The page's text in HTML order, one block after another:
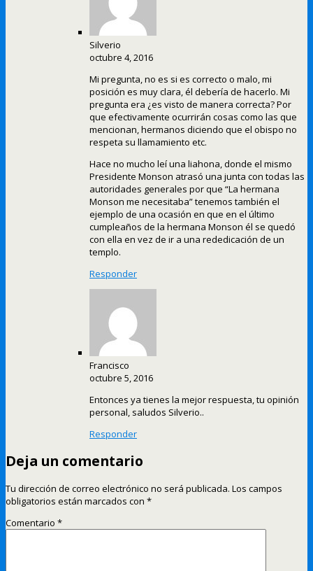
Silverio
octubre 4, 2016
Mi pregunta, no es si es correcto o malo, mi
posición es muy clara, él debería de hacerlo. Mi
pregunta era ¿es visto de manera correcta? Por
que efectivamente ocurrirán cosas como las que
mencionan, hermanos diciendo que el obispo no
respeta su llamamiento etc.
Hace no mucho leí una liahona, donde el mismo
Presidente Monson atrasó una junta con todas las
autoridades generales por que “La hermana
Monson me necesitaba” tenemos también el
ejemplo de una ocasión en que en el último
cumpleaños de la hermana Monson él se quedó
con ella en vez de ir a una rededicación de un
templo.
Responder
Francisco
octubre 5, 2016
Entonces ya tienes la mejor respuesta, tu opinión
personal, saludos Silverio..
Responder
Deja un comentario
Tu dirección de correo electrónico no será publicada. Los campos
obligatorios están marcados con *
Comentario *